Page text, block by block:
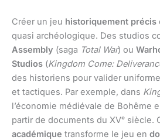
Créer un jeu historiquement précis
quasi archéologique. Des studios
Assembly (saga Total War) ou
Studios (Kingdom Come:
des historiens pour valider
et tactiques. Par exemple, dans
l’économie médiévale de Bohême
partir de documents du XVᵉ siècle.
académique transforme le jeu en